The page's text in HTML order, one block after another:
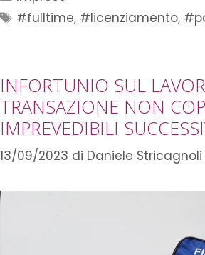
#fulltime, #licenziamento,
INFORTUNIO SUL
TRANSAZIONE NON
IMPREVEDIBILI
13/09/2023 di Daniele Stricagnoli